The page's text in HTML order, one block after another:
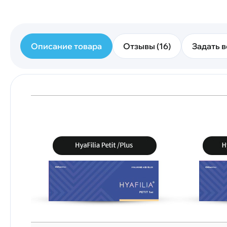
Описание товара Отзывы (16) Задать